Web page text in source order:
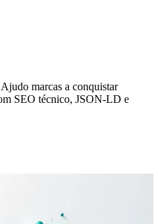
marcas a conquistar
SEO técnico, JSON-LD e